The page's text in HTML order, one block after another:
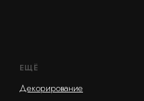
ЕЩЁ
Декорирование